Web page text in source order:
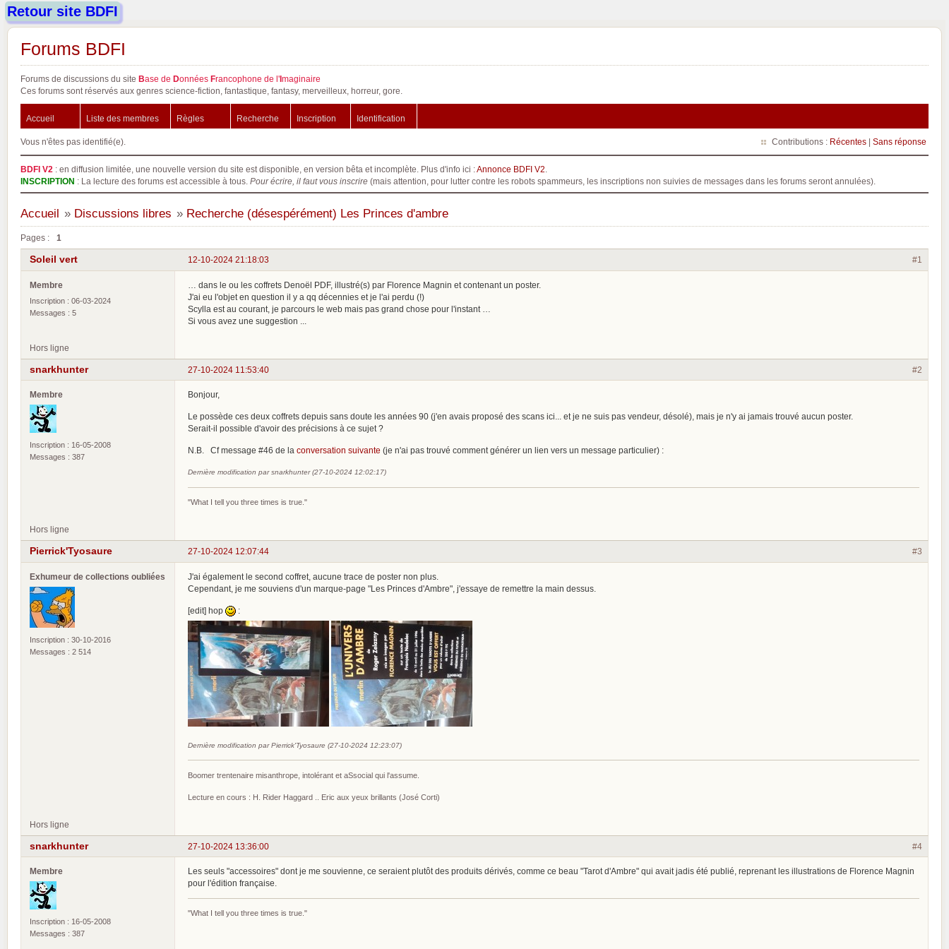
Retour site BDFI
Forums BDFI
Forums de discussions du site Base de Données Francophone de l'Imaginaire
Ces forums sont réservés aux genres science-fiction, fantastique, fantasy, merveilleux, horreur, gore.
Accueil Liste des membres Règles Recherche Inscription Identification
Vous n'êtes pas identifié(e). Contributions : Récentes | Sans réponse
BDFI V2 : en diffusion limitée, une nouvelle version du site est disponible, en version bêta et incomplète. Plus d'info ici :Annonce BDFI V2
INSCRIPTION : La lecture des forums est accessible à tous. Pour écrire, il faut vous inscrire (mais attention, pour lutter contre les robots spammeurs, les inscriptions non suivies de messages dans les forums seront annulées).
Accueil » Discussions libres » Recherche (désespérément) Les Princes d'ambre
Pages : 1
#1
12-10-2024 21:18:03
Soleil vert
Membre
Inscription : 06-03-2024
Messages : 5
… dans le ou les coffrets Denoël PDF, illustré(s) par Florence Magnin et contenant un poster.
J'ai eu l'objet en question il y a qq décennies et je l'ai perdu (!)
Scylla est au courant, je parcours le web mais pas grand chose pour l'instant …
Si vous avez une suggestion ...
Hors ligne
#2
27-10-2024 11:53:40
snarkhunter
Membre
Inscription : 16-05-2008
Messages : 387
Bonjour,
Le possède ces deux coffrets depuis sans doute les années 90 (j'en avais proposé des scans ici... et je ne suis pas vendeur, désolé), mais je n'y ai jamais trouvé aucun poster.
Serait-il possible d'avoir des précisions à ce sujet ?
N.B. Cf message #46 de la conversation suivante (je n'ai pas trouvé comment générer un lien vers un message particulier) :
Dernière modification par snarkhunter (27-10-2024 12:02:17)
"What I tell you three times is true."
Hors ligne
#3
27-10-2024 12:07:44
Pierrick'Tyosaure
Exhumeur de collections oubliées
Inscription : 30-10-2016
Messages : 2 514
J'ai également le second coffret, aucune trace de poster non plus.
Cependant, je me souviens d'un marque-page "Les Princes d'Ambre", j'essaye de remettre la main dessus.
[edit] hop :
Dernière modification par Pierrick'Tyosaure (27-10-2024 12:23:07)
Boomer trentenaire misanthrope, intolérant et aSsocial qui l'assume.
Lecture en cours : H. Rider Haggard .. Eric aux yeux brillants (José Corti)
Hors ligne
#4
27-10-2024 13:36:00
snarkhunter
Membre
Inscription : 16-05-2008
Messages : 387
Les seuls "accessoires" dont je me souvienne, ce seraient plutôt des produits dérivés, comme ce beau "Tarot d'Ambre" qui avait jadis été publié, reprenant les illustrations de Florence Magnin
pour l'édition française.
"What I tell you three times is true."